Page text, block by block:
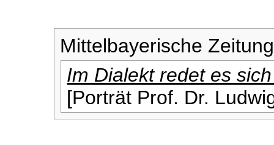
Mittelbayerische
Im Dialekt redet es
[Porträt Prof. Dr.